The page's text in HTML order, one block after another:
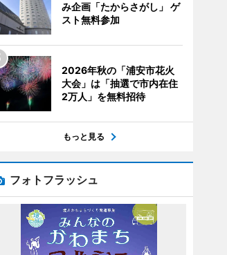
み企画「たからさがし」 ゲ
スト無料参加
2026年秋の「浦安市花火
大会」は「抽選で市内在住
2万人」を無料招待
もっと見る
フォトフラッシュ